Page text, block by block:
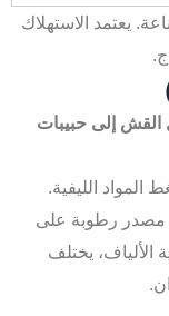
يعتمد الاستهلاك
القش إلى حبيبات
الليفية.
مصدر رطوبة على
الألياف، يختلف